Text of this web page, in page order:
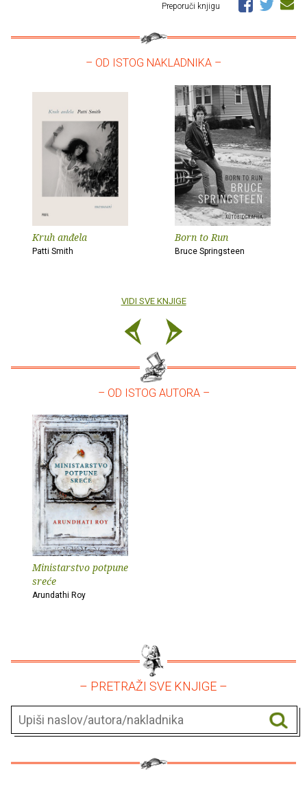
Preporuči knjigu
– OD ISTOG NAKLADNIKA –
Kruh anđela
Patti Smith
Born to Run
Bruce Springsteen
VIDI SVE KNJIGE
– OD ISTOG AUTORA –
Ministarstvo potpune
sreće
Arundathi Roy
– PRETRAŽI SVE KNJIGE –